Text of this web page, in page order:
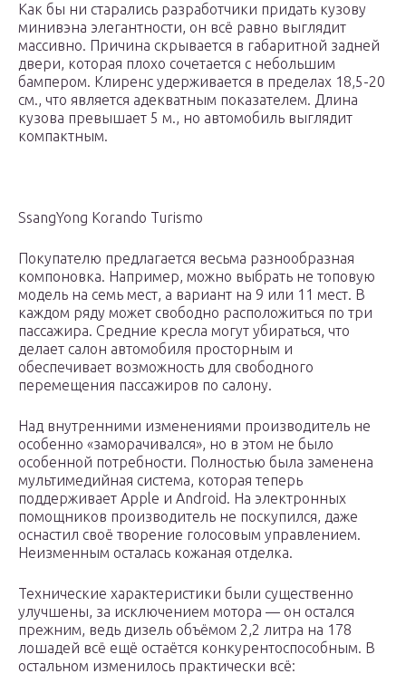
Как бы ни старались разработчики придать кузову
минивэна элегантности, он всё равно выглядит
массивно. Причина скрывается в габаритной задней
двери, которая плохо сочетается с небольшим
бампером. Клиренс удерживается в пределах 18,5-20
см., что является адекватным показателем. Длина
кузова превышает 5 м., но автомобиль выглядит
компактным.
SsangYong Korando Turismo
Покупателю предлагается весьма разнообразная
компоновка. Например, можно выбрать не топовую
модель на семь мест, а вариант на 9 или 11 мест. В
каждом ряду может свободно расположиться по три
пассажира. Средние кресла могут убираться, что
делает салон автомобиля просторным и
обеспечивает возможность для свободного
перемещения пассажиров по салону.
Над внутренними изменениями производитель не
особенно «заморачивался», но в этом не было
особенной потребности. Полностью была заменена
мультимедийная система, которая теперь
поддерживает Apple и Android. На электронных
помощников производитель не поскупился, даже
оснастил своё творение голосовым управлением.
Неизменным осталась кожаная отделка.
Технические характеристики были существенно
улучшены, за исключением мотора — он остался
прежним, ведь дизель объёмом 2,2 литра на 178
лошадей всё ещё остаётся конкурентоспособным. В
остальном изменилось практически всё: